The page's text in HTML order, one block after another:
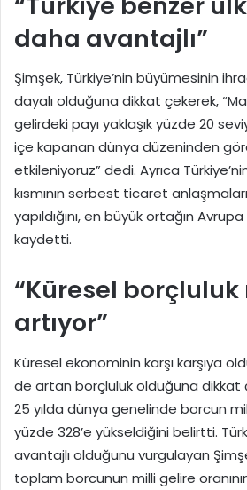
daha avantajlı”
Şimşek, Türkiye’nin büyümesinin
dayalı olduğuna dikkat çekerek,
gelirdeki payı yaklaşık yüzde 20
içe kapanan dünya düzeninden
etkileniyoruz” dedi. Ayrıca
kısmının serbest ticaret
yapıldığını, en büyük ortağın
kaydetti.
“Küresel borçluluk
artıyor”
Küresel ekonominin karşı karşıya
de artan borçluluk olduğuna dikkat
25 yılda dünya genelinde borcun
yüzde 328’e yükseldiğini belirtti.
avantajlı olduğunu vurgulayan
toplam borcunun milli gelire